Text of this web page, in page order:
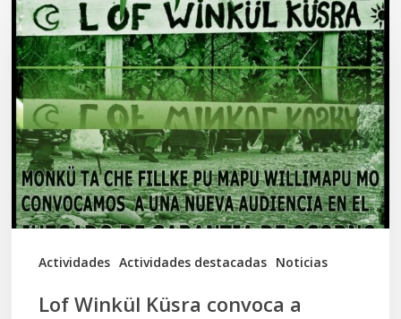
Actividades Actividades destacadas Noticias
Winkül
Küsra
convoca
a
apoyar
audiencia
en
Juzgado
Lof Winkül Küsra convoca a